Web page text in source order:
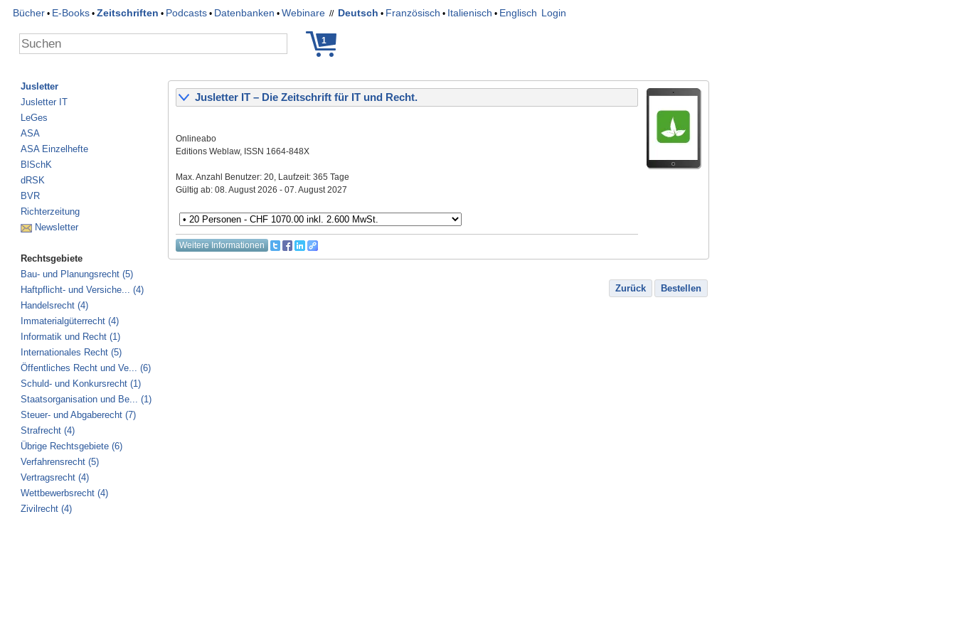
Bücher • E-Books • Zeitschriften • Podcasts • Datenbanken • Webinare // Deutsch • Französisch • Italienisch • Englisch Login
1
Jusletter
Jusletter IT
LeGes
ASA
ASA Einzelhefte
BlSchK
dRSK
BVR
Richterzeitung
Newsletter
Rechtsgebiete
Bau- und Planungsrecht (5)
Haftpflicht- und Versiche... (4)
Handelsrecht (4)
Immaterialgüterrecht (4)
Informatik und Recht (1)
Internationales Recht (5)
Öffentliches Recht und Ve... (6)
Schuld- und Konkursrecht (1)
Staatsorganisation und Be... (1)
Steuer- und Abgaberecht (7)
Strafrecht (4)
Übrige Rechtsgebiete (6)
Verfahrensrecht (5)
Vertragsrecht (4)
Wettbewerbsrecht (4)
Zivilrecht (4)
Jusletter IT – Die Zeitschrift für IT und Recht.
Onlineabo
Editions Weblaw, ISSN 1664-848X
Max. Anzahl Benutzer: 20, Laufzeit: 365 Tage
Gültig ab: 08. August 2026 - 07. August 2027
Weitere Informationen